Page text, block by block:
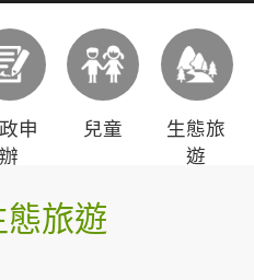
申
辦
兒童
生態旅
遊
態旅遊